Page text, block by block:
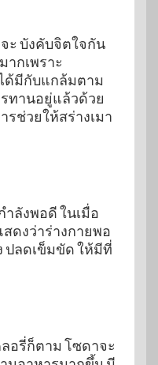
ะ บังคับจิตใจกัน
กเพราะ
ด้มีกับแกล้มตาม
ทานอยู่แล้วด้วย
ช่วยให้สร่างเมา
ำลังพอดี ในเมื่อ
ดงว่าร่างกายพอ
ปลดเข็มขัด ให้มีที่
อรี่ก็ตาม โซดาจะ